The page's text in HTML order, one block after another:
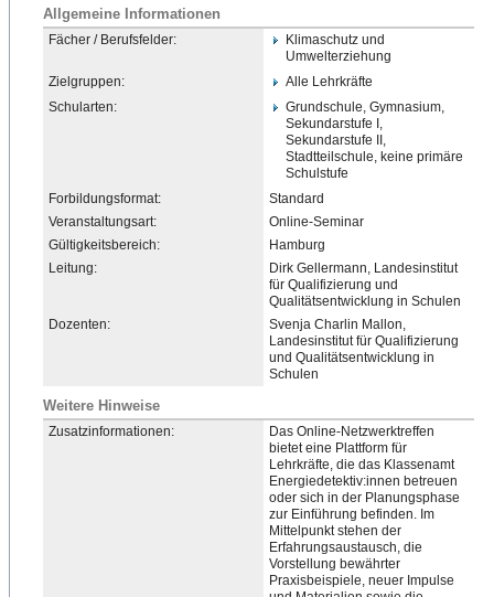
Allgemeine Informationen
Fächer / Berufsfelder:
Klimaschutz und
Umwelterziehung
Zielgruppen:
Alle Lehrkräfte
Schularten:
Grundschule, Gymnasium,
Sekundarstufe I,
Sekundarstufe II,
Stadtteilschule, keine primäre
Schulstufe
Forbildungsformat:
Standard
Veranstaltungsart:
Online-Seminar
Gültigkeitsbereich:
Hamburg
Leitung:
Dirk Gellermann, Landesinstitut
für Qualifizierung und
Qualitätsentwicklung in Schulen
Dozenten:
Svenja Charlin Mallon,
Landesinstitut für Qualifizierung
und Qualitätsentwicklung in
Schulen
Weitere Hinweise
Zusatzinformationen:
Das Online-Netzwerktreffen
bietet eine Plattform für
Lehrkräfte, die das Klassenamt
Energiedetektiv:innen betreuen
oder sich in der Planungsphase
zur Einführung befinden. Im
Mittelpunkt stehen der
Erfahrungsaustausch, die
Vorstellung bewährter
Praxisbeispiele, neuer Impulse